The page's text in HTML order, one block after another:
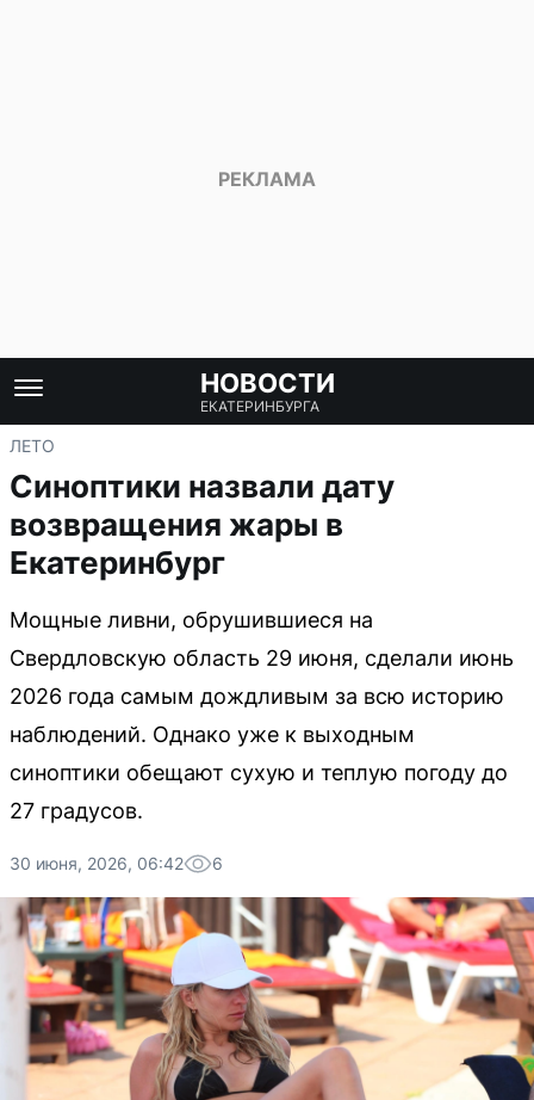
НОВОСТИ
ЕКАТЕРИНБУРГА
ЛЕТО
Синоптики назвали дату
возвращения жары в
Екатеринбург
Мощные ливни, обрушившиеся на
Свердловскую область 29 июня, сделали июнь
2026 года самым дождливым за всю историю
наблюдений. Однако уже к выходным
синоптики обещают сухую и теплую погоду до
27 градусов.
30 июня, 2026, 06:42 6